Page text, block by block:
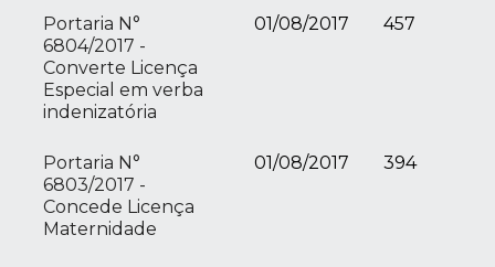
Portaria N°
6804/2017 -
Converte Licença
Especial em verba
indenizatória
01/08/2017 457
Portaria N°
6803/2017 -
Concede Licença
Maternidade
01/08/2017 394